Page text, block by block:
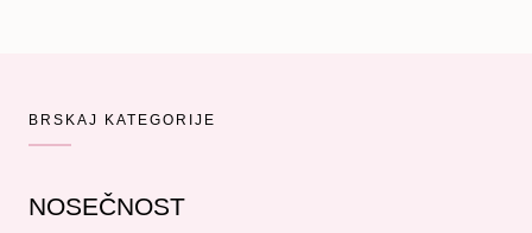
BRSKAJ KATEGORIJE
NOSEČNOST